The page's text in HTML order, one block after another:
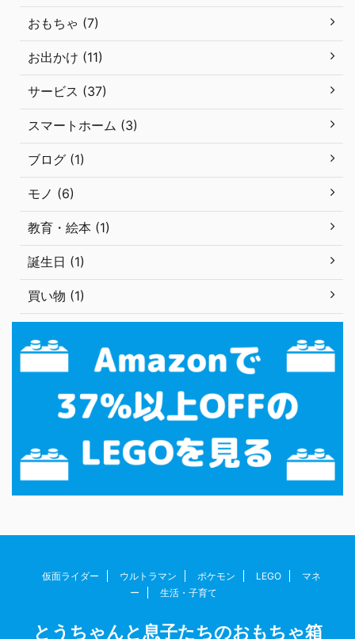
おもちゃ (7)
お出かけ (11)
サービス (37)
スマートホーム (3)
ブログ (1)
モノ (6)
教育・絵本 (1)
誕生日 (1)
買い物 (1)
仮面ライダー ウルトラマン ポケモン LEGO
マネ
ー
生活・子育て
とうちゃんと息子たちのおもちゃ箱